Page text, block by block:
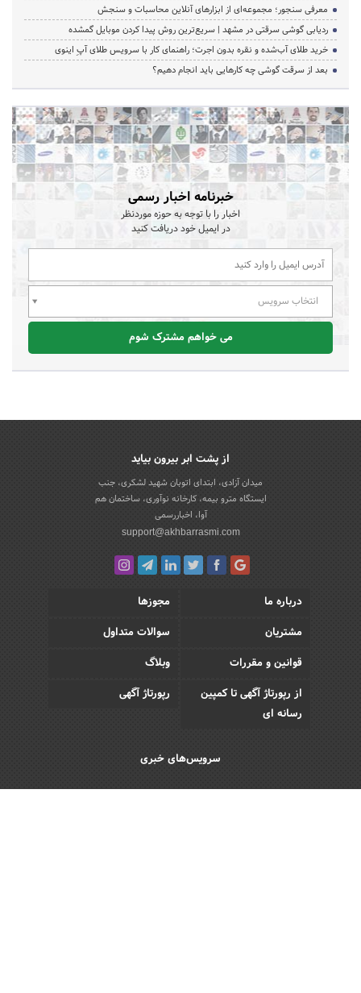
معرفی سنجور؛ مجموعه‌ای از ابزارهای آنلاین محاسبات و سنجش
ردیابی گوشی سرقتی در مشهد | سریع‌ترین روش پیدا کردن موبایل گمشده
خرید طلای آب‌شده و نقره بدون اجرت؛ راهنمای کار با سرویس طلای آپِ اینوی
بعد از سرقت گوشی چه کارهایی باید انجام دهیم؟
خبرنامه اخبار رسمی
اخبار را با توجه به حوزه موردنظر
در ایمیل خود دریافت کنید
انتخاب سرویس
می خواهم مشترک شوم
از پشت ابر بیرون بیاید
میدان آزادی، ابتدای اتوبان شهید لشکری، جنب
ایستگاه مترو بیمه، کارخانه نوآوری، ساختمان هم
آوا، اخباررسمی
support@akhbarrasmi.com
درباره ما
مجوزها
مشتریان
سوالات متداول
قوانین و مقررات
وبلاگ
از رپورتاژ آگهی تا کمپین
رسانه ای
رپورتاژ آگهی
سرویس‌های خبری